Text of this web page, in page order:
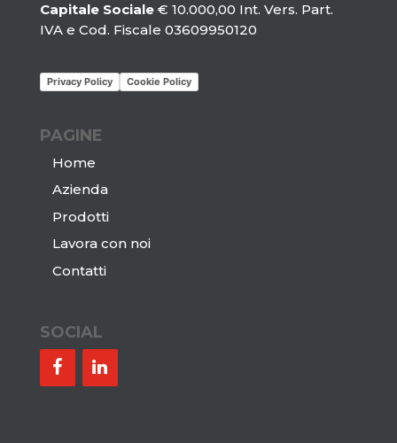
Capitale Sociale€ 10.000,00 Int. Vers. Part.
IVA e Cod. Fiscale 03609950120
Privacy Policy Cookie Policy
PAGINE
Home
Azienda
Prodotti
Lavora con noi
Contatti
SOCIAL